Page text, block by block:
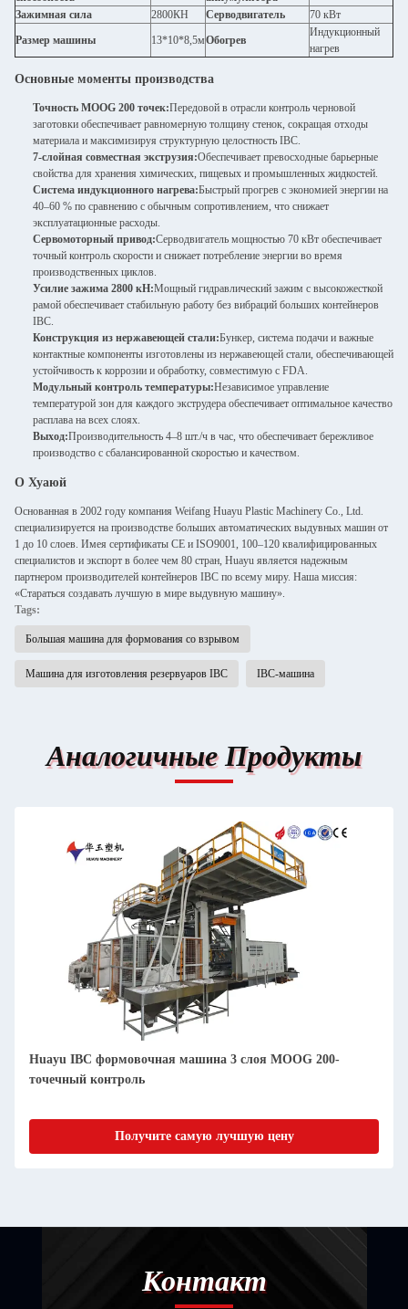
Зажимная сила
2800КН Серводвигатель
70 кВт
Размер машины
13*10*8,5мОбогрев
Индукционный
нагрев
Основные моменты производства
Точность MOOG 200 точек:Передовой в отрасли контроль черновой
заготовки обеспечивает равномерную толщину стенок, сокращая отходы
материала и максимизируя структурную целостность IBC.
7-слойная совместная экструзия:Обеспечивает превосходные барьерные
свойства для хранения химических, пищевых и промышленных жидкостей.
Система индукционного нагрева:Быстрый прогрев с экономией энергии на
40–60 % по сравнению с обычным сопротивлением, что снижает
эксплуатационные расходы.
Сервомоторный привод:Серводвигатель мощностью 70 кВт обеспечивает
точный контроль скорости и снижает потребление энергии во время
производственных циклов.
Усилие зажима 2800 кН:Мощный гидравлический зажим с высокожесткой
рамой обеспечивает стабильную работу без вибраций больших контейнеров
IBC.
Конструкция из нержавеющей стали:Бункер, система подачи и важные
контактные компоненты изготовлены из нержавеющей стали, обеспечивающей
устойчивость к коррозии и обработку, совместимую с FDA.
Модульный контроль температуры:Независимое управление
температурой зон для каждого экструдера обеспечивает оптимальное качество
расплава на всех слоях.
Выход:Производительность 4–8 шт./ч в час, что обеспечивает бережливое
производство с сбалансированной скоростью и качеством.
О Хуаюй
Основанная в 2002 году компания Weifang Huayu Plastic Machinery Co., Ltd.
специализируется на производстве больших автоматических выдувных машин от
1 до 10 слоев. Имея сертификаты CE и ISO9001, 100–120 квалифицированных
специалистов и экспорт в более чем 80 стран, Huayu является надежным
партнером производителей контейнеров IBC по всему миру. Наша миссия:
«Стараться создавать лучшую в мире выдувную машину».
Tags:
Большая машина для формования со взрывом
Машина для изготовления резервуаров IBC IBC-машина
Аналогичные Продукты
Huayu IBC формовочная машина 3 слоя MOOG 200-
точечный контроль
Получите самую лучшую цену
Контакт